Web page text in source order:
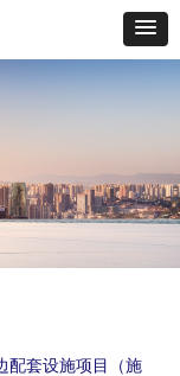
配套设施项目（施